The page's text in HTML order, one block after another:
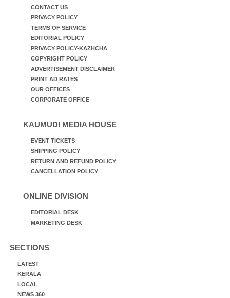
CONTACT US
PRIVACY POLICY
TERMS OF SERVICE
EDITORIAL POLICY
PRIVACY POLICY-KAZHCHA
COPYRIGHT POLICY
ADVERTISEMENT DISCLAIMER
PRINT AD RATES
OUR OFFICES
CORPORATE OFFICE
KAUMUDI MEDIA HOUSE
EVENT TICKETS
SHIPPING POLICY
RETURN AND REFUND POLICY
CANCELLATION POLICY
ONLINE DIVISION
EDITORIAL DESK
MARKETING DESK
SECTIONS
LATEST
KERALA
LOCAL
NEWS 360